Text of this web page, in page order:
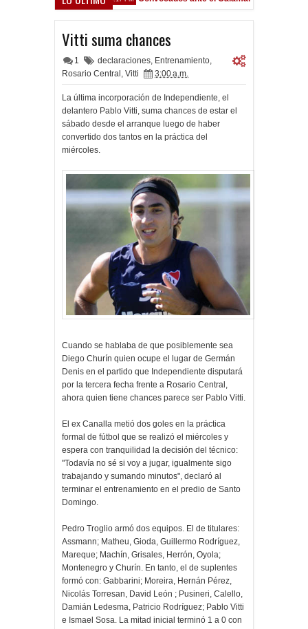
Vitti suma chances
1 declaraciones, Entrenamiento,
Rosario Central , Vitti 3:00 a.m.
La última incorporación de Independiente, el
delantero Pablo Vitti, suma chances de estar el
sábado desde el arranque luego de haber
convertido dos tantos en la práctica del
miércoles.
Cuando se hablaba de que posiblemente sea
Diego Churín quien ocupe el lugar de Germán
Denis en el partido que Independiente disputará
por la tercera fecha frente a Rosario Central,
ahora quien tiene chances parece ser Pablo Vitti.
El ex Canalla metió dos goles en la práctica
formal de fútbol que se realizó el miércoles y
espera con tranquilidad la decisión del técnico:
"Todavía no sé si voy a jugar, igualmente sigo
trabajando y sumando minutos", declaró al
terminar el entrenamiento en el predio de Santo
Domingo.
Pedro Troglio armó dos equipos. El de titulares:
Assmann; Matheu, Gioda, Guillermo Rodríguez,
Mareque; Machín, Grisales, Herrón, Oyola;
Montenegro y Churín. En tanto, el de suplentes
formó con: Gabbarini; Moreira, Hernán Pérez,
Nicolás Torresan, David León ; Pusineri, Calello,
Damián Ledesma, Patricio Rodríguez; Pablo Vitti
e Ismael Sosa. La mitad inicial terminó 1 a 0 con